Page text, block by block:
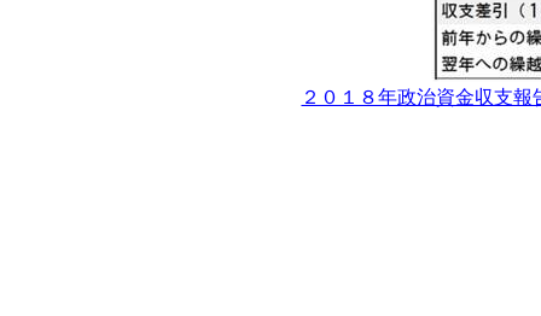
２０１８年政治資金収支報